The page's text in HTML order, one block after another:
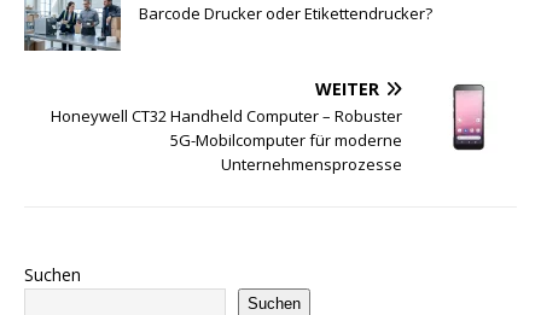
Barcode Drucker oder Etikettendrucker?
WEITER
Honeywell CT32 Handheld Computer – Robuster
5G-Mobilcomputer für moderne
Unternehmensprozesse
Suchen
Suchen